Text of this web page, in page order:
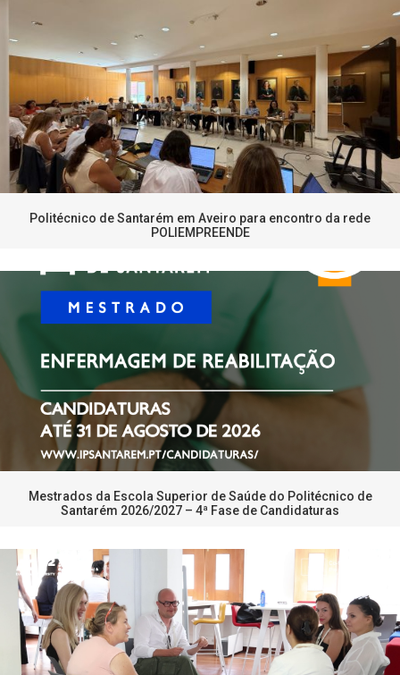
Politécnico de Santarém em Aveiro para encontro da rede
POLIEMPREENDE
Mestrados da Escola Superior de Saúde do Politécnico de
Santarém 2026/2027 – 4ª Fase de Candidaturas